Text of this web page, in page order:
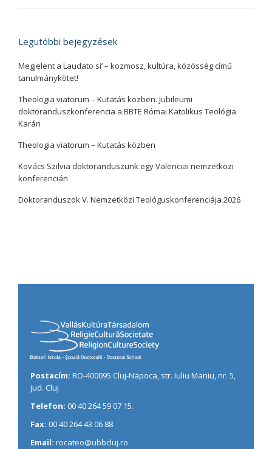
Legutóbbi bejegyzések
Megjelent a Laudato si’ – kozmosz, kultúra, közösség című
tanulmánykötet!
Theologia viatorum – Kutatás közben. Jubileumi
doktoranduszkonferencia a BBTE Római Katolikus Teológia
Karán
Theologia viatorum – Kutatás közben
Kovács Szilvia doktoranduszunk egy Valenciai nemzetközi
konferencián
Doktoranduszok V. Nemzetközi Teológuskonferenciája 2026
Postacím: RO-400095 Cluj-Napoca, str. Iuliu Maniu, nr. 5,
jud. Cluj
Telefon: 00 40 264 59 07 15.
Fax: 00 40 264 43 06 88
Email: rocateo@ubbcluj.ro